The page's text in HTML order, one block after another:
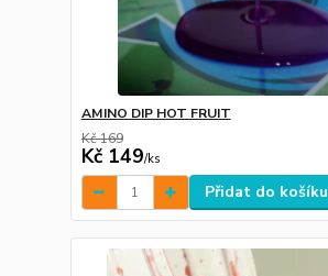
AMINO DIP HOT FRUIT
Kč 169
Kč 149/ks
Přidat do košíku